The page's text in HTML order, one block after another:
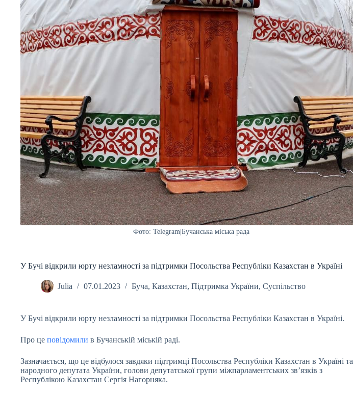
Фото: Telegram|Бучанська міська рада
У Бучі відкрили юрту незламності за підтримки Посольства Республіки Казахстан в Україні
Julia 07.01.2023 Буча, Казахстан, Підтримка України, Суспільство
У Бучі відкрили юрту незламності за підтримки Посольства Республіки Казахстан в Україні.
Про це повідомили в Бучанській міській раді.
Зазначається, що це відбулося завдяки підтримці Посольства Республіки Казахстан в Україні та
народного депутата України, голови депутатської групи міжпарламентських зв’язків з
Республікою Казахстан Сергія Нагорняка.